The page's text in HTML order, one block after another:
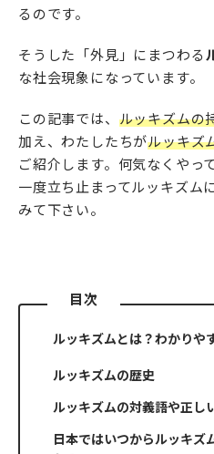
るのです。
そうした「外見」にまつわる
な社会現象になっています。
この記事では、 ルッキズムの
加え、わたしたちがルッキズ
ご紹介します。何気なくやっ
一度立ち止まってルッキズム
みて下さい。
目次
ルッキズムとは？わかりや
ルッキズムの歴史
ルッキズムの対義語や正し
日本ではいつからルッキズ